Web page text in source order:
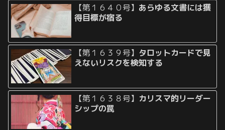
【第１６４０号】 あらゆる文書には獲
得目標が宿る
【第１６３９号】 タロットカードで見
えないリスクを検知する
【第１６３８号】 カリスマ的リーダー
シップの罠